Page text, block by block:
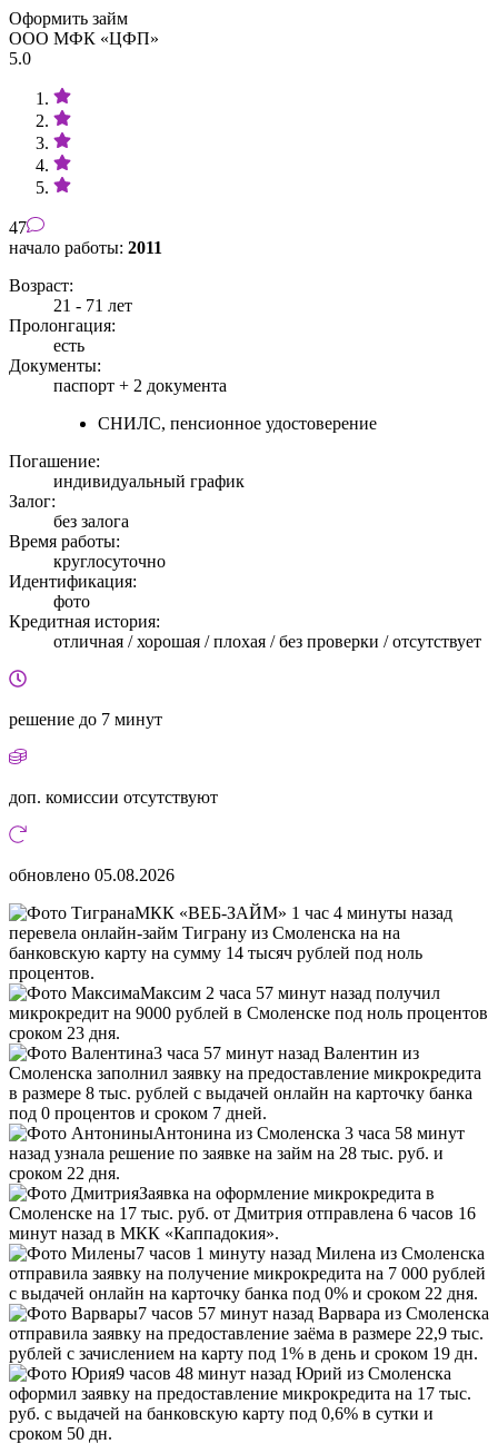
Оформить займ
ООО МФК «ЦФП»
5.0
47
начало работы: 2011
Возраст:
21 - 71 лет
Пролонгация:
есть
Документы:
паспорт + 2 документа
СНИЛС, пенсионное удостоверение
Погашение:
индивидуальный график
Залог:
без залога
Время работы:
круглосуточно
Идентификация:
фото
Кредитная история:
отличная / хорошая / плохая / без проверки / отсутствует
решение до 7 минут
доп. комиссии отсутствуют
обновлено 05.08.2026
МКК «ВЕБ-ЗАЙМ» 1 час 4 минуты назад
перевела онлайн-займ Тиграну из Смоленска на на
банковскую карту на сумму 14 тысяч рублей под ноль
процентов.
Максим 2 часа 57 минут назад получил
микрокредит на 9000 рублей в Смоленске под ноль процентов
сроком 23 дня.
3 часа 57 минут назад Валентин из
Смоленска заполнил заявку на предоставление микрокредита
в размере 8 тыс. рублей с выдачей онлайн на карточку банка
под 0 процентов и сроком 7 дней.
Антонина из Смоленска 3 часа 58 минут
назад узнала решение по заявке на займ на 28 тыс. руб. и
сроком 22 дня.
Заявка на оформление микрокредита в
Смоленске на 17 тыс. руб. от Дмитрия отправлена 6 часов 16
минут назад в МКК «Каппадокия».
7 часов 1 минуту назад Милена из Смоленска
отправила заявку на получение микрокредита на 7 000 рублей
с выдачей онлайн на карточку банка под 0% и сроком 22 дня.
7 часов 57 минут назад Варвара из Смоленска
отправила заявку на предоставление заёма в размере 22,9 тыс.
рублей с зачислением на карту под 1% в день и сроком 19 дн.
9 часов 48 минут назад Юрий из Смоленска
оформил заявку на предоставление микрокредита на 17 тыс.
руб. с выдачей на банковскую карту под 0,6% в сутки и
сроком 50 дн.